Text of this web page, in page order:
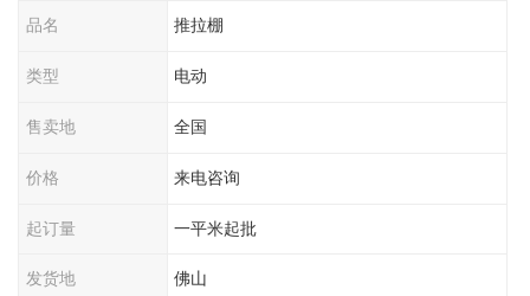
品名 推拉棚
类型 电动
售卖地 全国
价格 来电咨询
起订量 一平米起批
发货地 佛山